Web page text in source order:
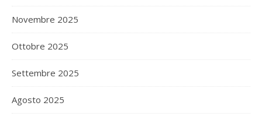
Novembre 2025
Ottobre 2025
Settembre 2025
Agosto 2025